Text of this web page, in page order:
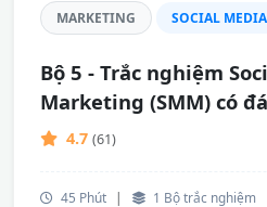
MARKETING SOCIAL
Bộ 5 - Trắc nghiệm
Marketing (SMM) có
4.7 (61)
45 Phút | 1 Bộ trắc nghiệm